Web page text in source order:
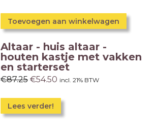
Toevoegen aan winkelwagen
Altaar - huis altaar -
houten kastje met vakken
en starterset
€87.25 €54.50 incl. 21% BTW
Lees verder!